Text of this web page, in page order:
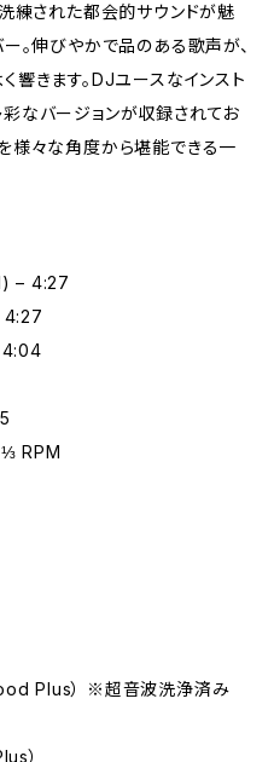
洗練された都会的サウンドが魅
。伸びやかで品のある歌声が、
響きます。DJユースなインスト
なバージョンが収録されてお
様々な角度から堪能できる一
– 4:27
⅓ RPM
Plus） ※超音波洗浄済み
）